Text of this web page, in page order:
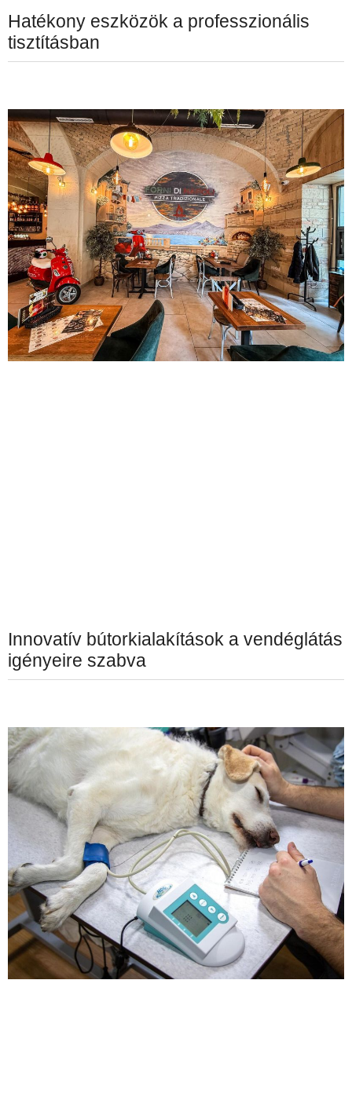
Hatékony eszközök a professzionális
tisztításban
Innovatív bútorkialakítások a vendéglátás
igényeire szabva